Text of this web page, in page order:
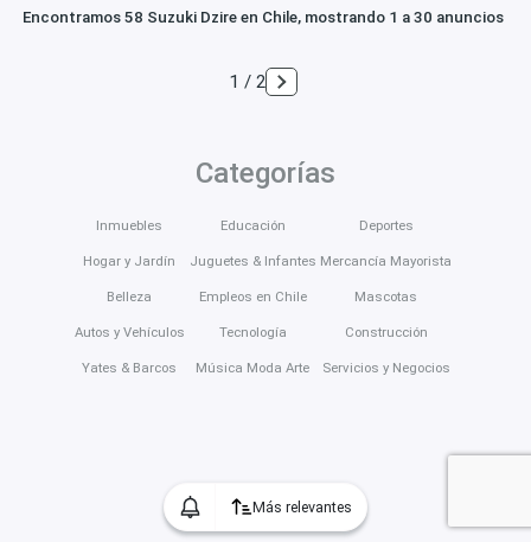
Más relevantes
Encontramos 58 Suzuki Dzire en Chile, mostrando 1 a 30 anuncios
1 / 2
Categorías
Inmuebles
Hogar y Jardín
Belleza
Autos y Vehículos
Yates & Barcos
Educación
Juguetes & Infantes
Empleos en Chile
Tecnología
Música Moda Arte
Deportes
Mercancía Mayorista
Mascotas
Construcción
Servicios y Negocios